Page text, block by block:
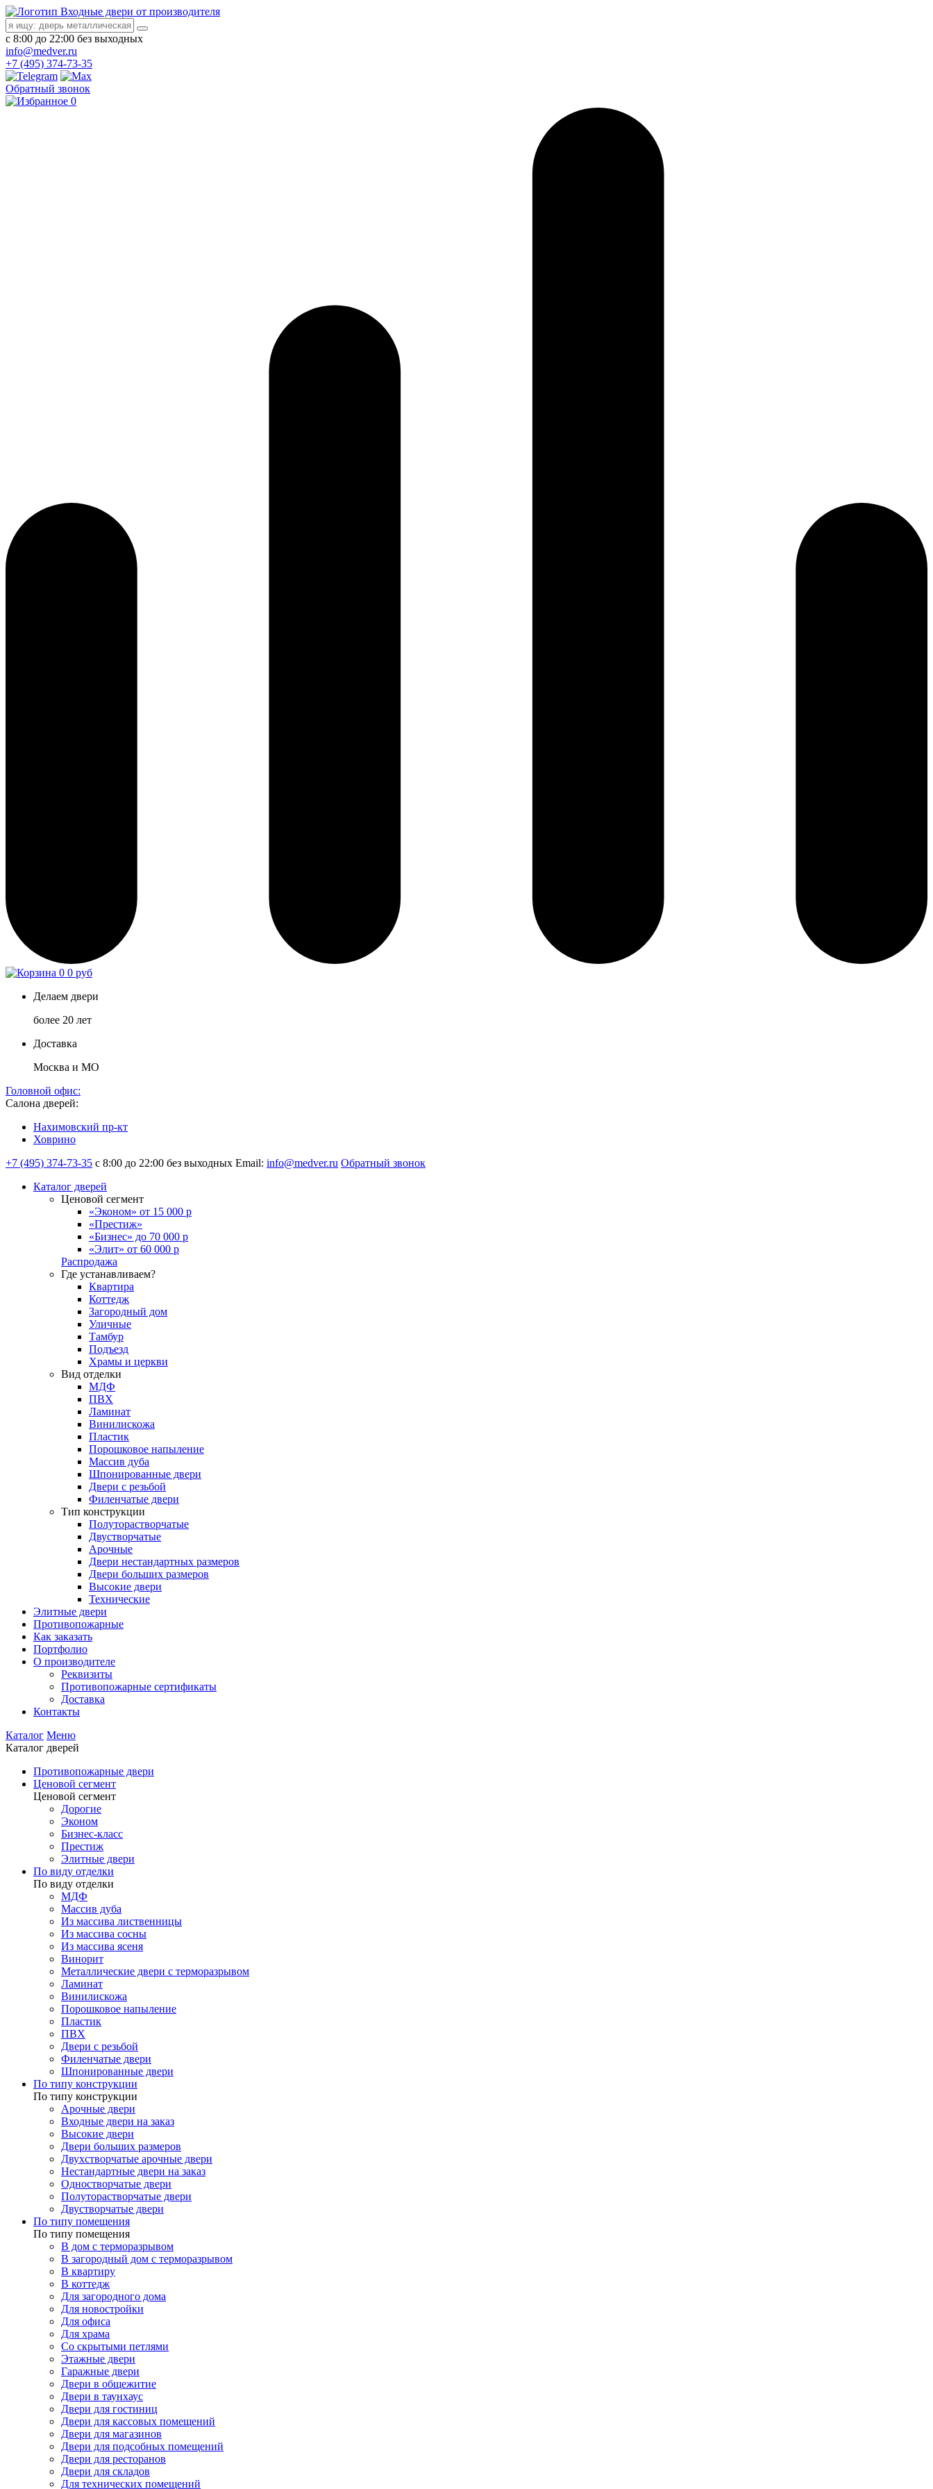
Входные двери от производителя
с 8:00 до 22:00 без выходных
info@medver.ru
+7 (495) 374-73-35
Обратный звонок
0
0 0 руб
Делаем двери
более 20 лет
Доставка
Москва и МО
Головной офис:
Салона дверей:
Нахимовский пр-кт
Ховрино
+7 (495) 374-73-35 с 8:00 до 22:00 без выходных Email: info@medver.ru Обратный звонок
Каталог дверей
Ценовой сегмент
«Эконом» от 15 000 р
«Престиж»
«Бизнес» до 70 000 р
«Элит» от 60 000 р
Распродажа
Где устанавливаем?
Квартира
Коттедж
Загородный дом
Уличные
Тамбур
Подъезд
Храмы и церкви
Вид отделки
МДФ
ПВХ
Ламинат
Винилискожа
Пластик
Порошковое напыление
Массив дуба
Шпонированные двери
Двери с резьбой
Филенчатые двери
Тип конструкции
Полуторастворчатые
Двустворчатые
Арочные
Двери нестандартных размеров
Двери больших размеров
Высокие двери
Технические
Элитные двери
Противопожарные
Как заказать
Портфолио
О производителе
Реквизиты
Противопожарные сертификаты
Доставка
Контакты
Каталог Меню
Каталог дверей
Противопожарные двери
Ценовой сегмент
Ценовой сегмент
Дорогие
Эконом
Бизнес-класс
Престиж
Элитные двери
По виду отделки
По виду отделки
МДФ
Массив дуба
Из массива лиственницы
Из массива сосны
Из массива ясеня
Винорит
Металлические двери с терморазрывом
Ламинат
Винилискожа
Порошковое напыление
Пластик
ПВХ
Двери с резьбой
Филенчатые двери
Шпонированные двери
По типу конструкции
По типу конструкции
Арочные двери
Входные двери на заказ
Высокие двери
Двери больших размеров
Двухстворчатые арочные двери
Нестандартные двери на заказ
Одностворчатые двери
Полуторастворчатые двери
Двустворчатые двери
По типу помещения
По типу помещения
В дом с терморазрывом
В загородный дом с терморазрывом
В квартиру
В коттедж
Для загородного дома
Для новостройки
Для офиса
Для храма
Со скрытыми петлями
Этажные двери
Гаражные двери
Двери в общежитие
Двери в таунхаус
Двери для гостиниц
Двери для кассовых помещений
Двери для магазинов
Двери для подсобных помещений
Двери для ресторанов
Двери для складов
Для технических помещений